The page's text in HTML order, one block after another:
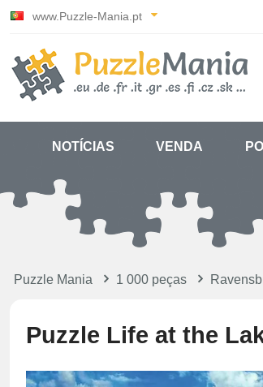
www.Puzzle-Mania.pt
NOTÍCIAS VENDA
Puzzle Mania 1 000 peças
Puzzle Life at the